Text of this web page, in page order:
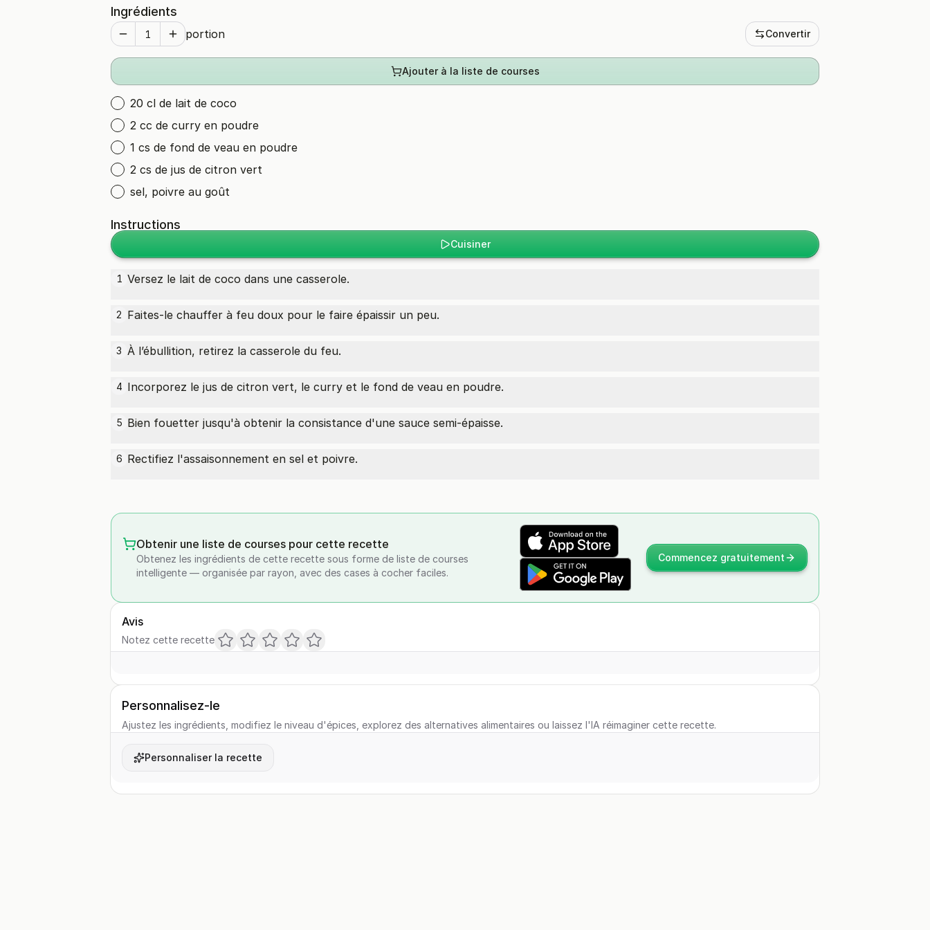
Ingrédients
portion Convertir
Ajouter à la liste de courses
20 cl de lait de coco
2 cc de curry en poudre
1 cs de fond de veau en poudre
2 cs de jus de citron vert
sel, poivre au goût
Instructions
Cuisiner
1 Versez le lait de coco dans une casserole.
2 Faites-le chauffer à feu doux pour le faire épaissir un peu.
3 À l’ébullition, retirez la casserole du feu.
4 Incorporez le jus de citron vert, le curry et le fond de veau en poudre.
5 Bien fouetter jusqu'à obtenir la consistance d'une sauce semi-épaisse.
6 Rectifiez l'assaisonnement en sel et poivre.
Obtenir une liste de courses pour cette recette
Obtenez les ingrédients de cette recette sous forme de liste de courses
intelligente — organisée par rayon, avec des cases à cocher faciles.
Commencez gratuitement
Avis
Notez cette recette
Personnalisez-le
Ajustez les ingrédients, modifiez le niveau d'épices, explorez des alternatives alimentaires ou laissez l'IA réimaginer cette recette.
Personnaliser la recette